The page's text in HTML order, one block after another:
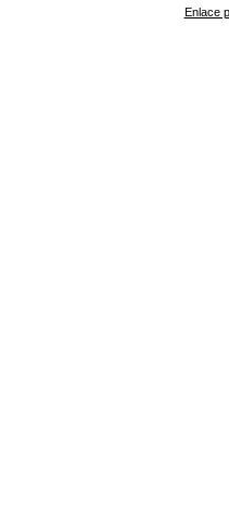
Enlace